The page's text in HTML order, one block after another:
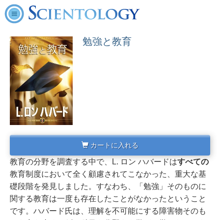
勉強と教育
カートに入れる
教育の分野を調査する中で、L. ロン ハバードはすべての
教育制度において全く顧慮されてこなかった、重大な基
礎段階を発見しました。 すなわち、「勉強」そのものに
関する教育は一度も存在したことがなかったということ
です。 ハバード氏は、理解を不可能にする障害物そのも